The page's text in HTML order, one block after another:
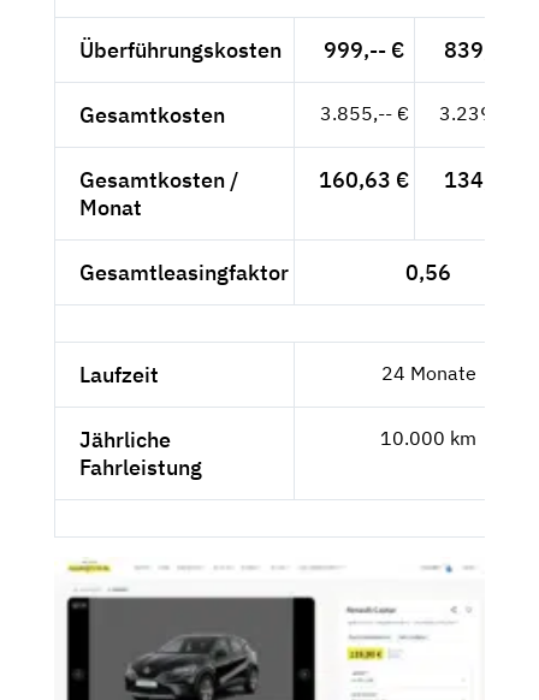
Überführungskosten 999,-- € 839,50 €
Gesamtkosten 3.855,-- € 3.239,50 €
Gesamtkosten /
Monat
160,63 € 134,98 €
Gesamtleasingfaktor 0,56
Laufzeit 24 Monate
Jährliche
Fahrleistung
10.000 km